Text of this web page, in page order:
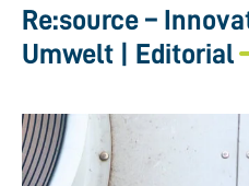
Re:source –
Umwelt | Editorial